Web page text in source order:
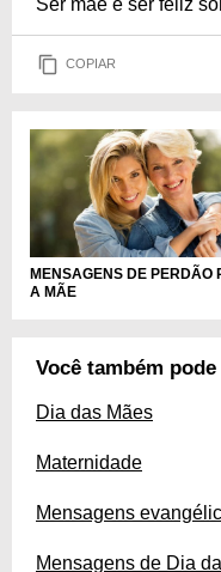
COPIAR
MENSAGENS DE PERDÃO
A MÃE
Você também
Dia das Mães
Maternidade
Mensagens
Mensagens de Dia